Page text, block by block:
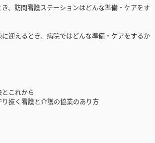
、訪問看護ステーションはどんな準備・ケアをす
迎えるとき、病院ではどんな準備・ケアをするか
これから
抜く看護と介護の協業のあり方